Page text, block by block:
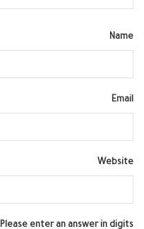
Name
Email
Website
Please enter an answer in digits: